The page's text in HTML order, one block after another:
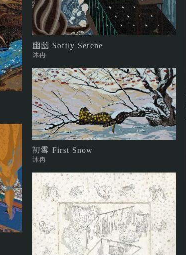
幽幽 Softly Serene
沐冉
初雪 First Snow
沐冉